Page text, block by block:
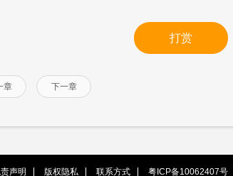
打赏
章 下一章
声明 版权隐私 联系方式 粤ICP备10062407号